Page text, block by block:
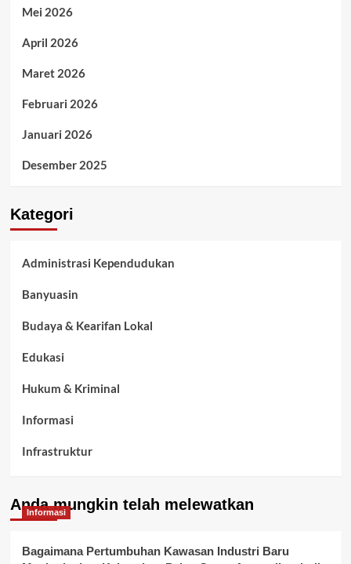
Mei 2026
April 2026
Maret 2026
Februari 2026
Januari 2026
Desember 2025
Kategori
Administrasi Kependudukan
Banyuasin
Budaya & Kearifan Lokal
Edukasi
Hukum & Kriminal
Informasi
Infrastruktur
Kepegawaian & ASN Banyuasin
Kesehatan
Anda mungkin telah melewatkan
Informasi
Bagaimana Pertumbuhan Kawasan Industri Baru